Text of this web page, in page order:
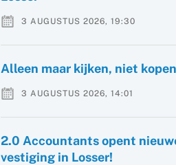
3 AUGUSTUS 2026, 19:30
Alleen maar kijken, niet kopen
3 AUGUSTUS 2026, 14:01
2.0 Accountants opent
vestiging in Losser!